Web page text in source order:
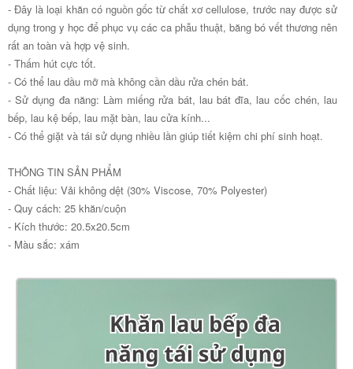
- Đây là loại khăn có nguồn gốc từ chất xơ cellulose, trước nay được sử
dụng trong y học để phục vụ các ca phẫu thuật, băng bó vết thương nên
rất an toàn và hợp vệ sinh.
- Thấm hút cực tốt.
- Có thể lau dầu mỡ mà không cần dầu rửa chén bát.
- Sử dụng đa năng: Làm miếng rửa bát, lau bát đĩa, lau cốc chén, lau
bếp, lau kệ bếp, lau mặt bàn, lau cửa kính...
- Có thể giặt và tái sử dụng nhiều lần giúp tiết kiệm chi phí sinh hoạt.
THÔNG TIN SẢN PHẨM
- Chất liệu: Vải không dệt (30% Viscose, 70% Polyester)
- Quy cách: 25 khăn/cuộn
- Kích thước: 20.5x20.5cm
- Màu sắc: xám